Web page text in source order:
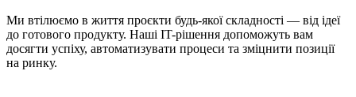
Ми втілюємо в життя проєкти будь-якої складності — від ідеї
до готового продукту. Наші IT-рішення допоможуть вам
досягти успіху, автоматизувати процеси та зміцнити позиції
на ринку.